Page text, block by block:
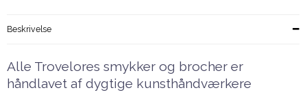
Beskrivelse
Alle Trovelores smykker og brocher er
håndlavet af dygtige kunsthåndværkere